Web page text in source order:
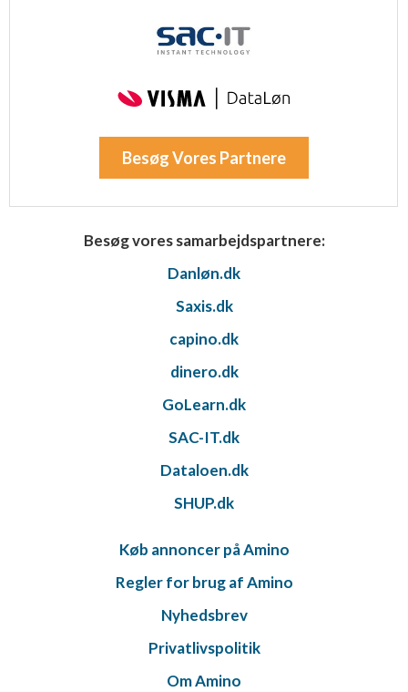
Besøg Vores Partnere
Besøg vores samarbejdspartnere:
Danløn.dk
Saxis.dk
capino.dk
dinero.dk
GoLearn.dk
SAC-IT.dk
Dataloen.dk
SHUP.dk
Køb annoncer på Amino
Regler for brug af Amino
Nyhedsbrev
Privatlivspolitik
Om Amino